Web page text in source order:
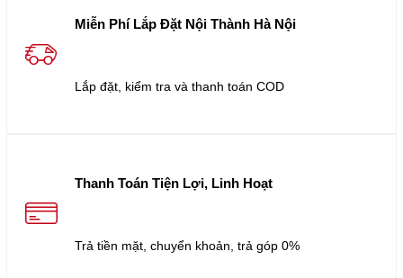
Miễn Phí Lắp Đặt Nội Thành Hà Nội
Lắp đặt, kiểm tra và thanh toán COD
Thanh Toán Tiện Lợi, Linh Hoạt
Trả tiền mặt, chuyển khoản, trả góp 0%